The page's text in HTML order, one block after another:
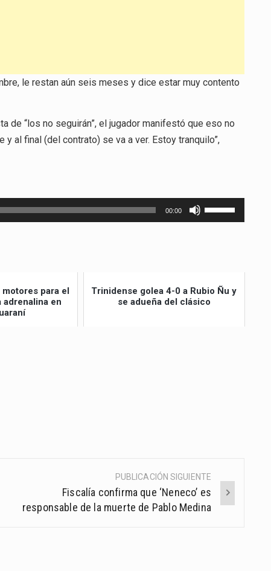
le restan aún seis meses y dice estar muy contento
de “los no seguirán”, el jugador manifestó que eso no
al final (del contrato) se va a ver. Estoy tranquilo”,
00:00
las
arriba/abajo
para
motores para el
adrenalina en
Trinidense golea 4-0 a Rubio Ñu y
se adueña del clásico
PUBLICACIÓN SIGUIENTE
Fiscalía confirma que ‘Neneco’ es
responsable de la muerte de Pablo Medina